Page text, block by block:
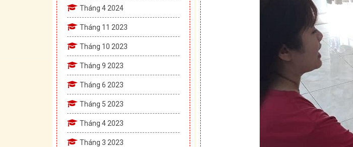
Tháng 4 2024
Tháng 11 2023
Tháng 10 2023
Tháng 9 2023
Tháng 6 2023
Tháng 5 2023
Tháng 4 2023
Tháng 3 2023